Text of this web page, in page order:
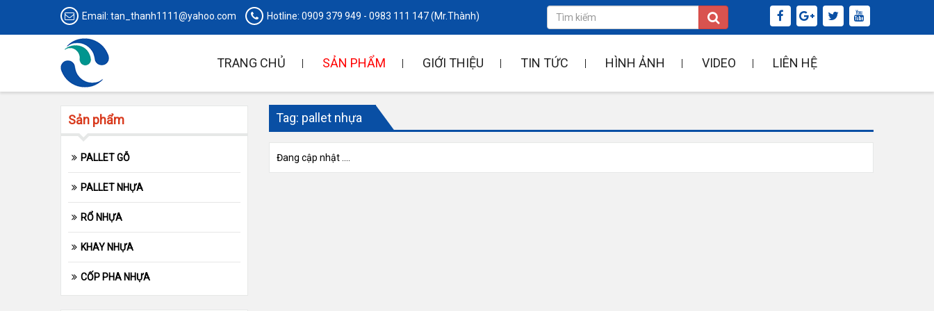
Email: tan_thanh1111@yahoo.com Hotline: 0909 379 949 - 0983 111 147(Mr.Thành)
TRANG CHỦ SẢN PHẨM GIỚI THIỆU TIN TỨC HÌNH ẢNH VIDEO LIÊN HỆ
Tag: pallet nhựa
Đang cập nhật ....
Sản phẩm
PALLET GỖ
PALLET NHỰA
RỔ NHỰA
KHAY NHỰA
CỐP PHA NHỰA